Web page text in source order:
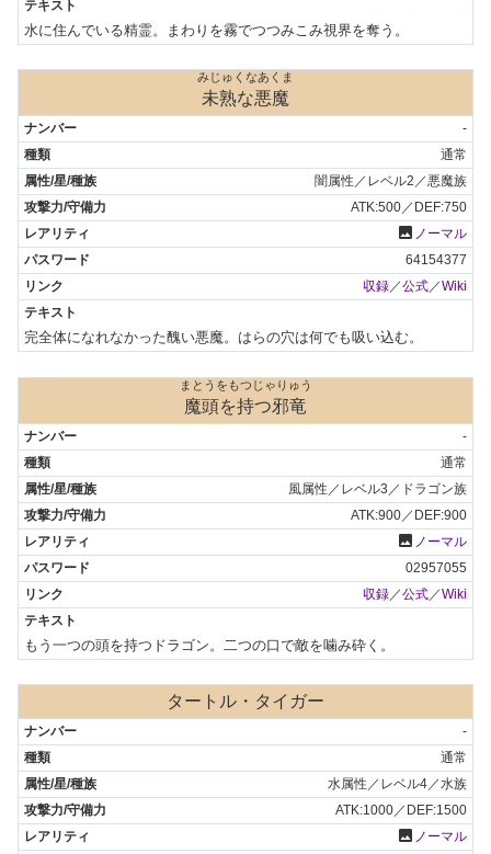
水に住んでいる精霊。まわりを霧でつつみこみ視界を奪う。
みじゅくなあくま
未熟な悪魔
-
通常
闇属性／レベル2／悪魔族
ATK:500／DEF:750
photo ノーマル
64154377
収録／公式／Wiki
完全体になれなかった醜い悪魔。はらの穴は何でも吸い込む。
まとうをもつじゃりゅう
魔頭を持つ邪竜
-
通常
風属性／レベル3／ドラゴン族
ATK:900／DEF:900
photo ノーマル
02957055
収録 ／公式 ／Wiki
もう一つの頭を持つドラゴン。二つの口で敵を噛み砕く。
タートル・タイガー
-
通常
水属性／レベル4／水族
ATK:1000／DEF:1500
photo ノーマル